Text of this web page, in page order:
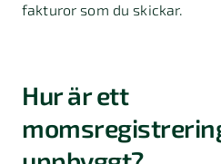
fakturor som du skickar.
Hur är ett